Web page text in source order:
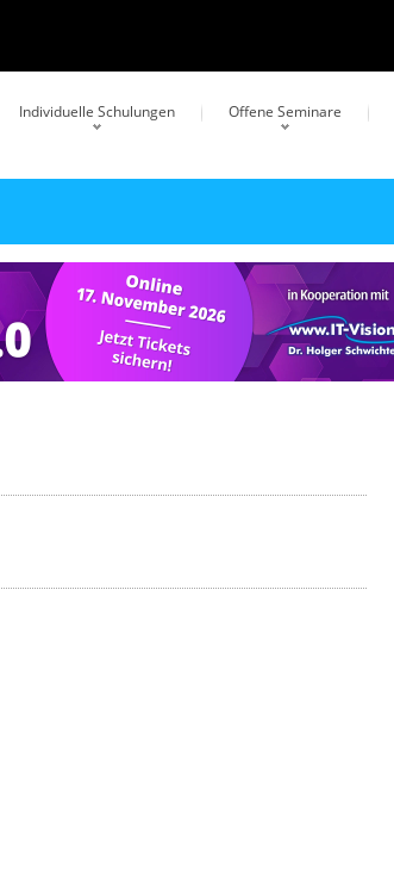
Individuelle Schulungen Offene Seminare